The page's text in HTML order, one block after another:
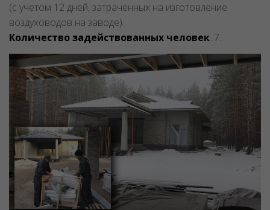
(с учетом 12 дней, затраченных на изготовление
воздуховодов на заводе).
Количество задействованных человек: 7.